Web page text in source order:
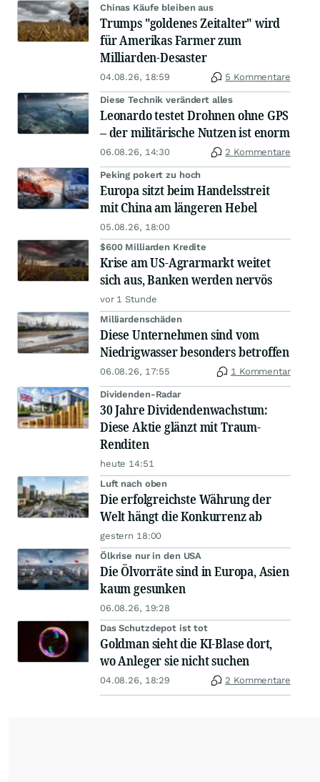
Chinas Käufe bleiben aus
Trumps "goldenes Zeitalter" wird
für Amerikas Farmer zum
Milliarden-Desaster
04.08.26, 18:59 5 Kommentare
Diese Technik verändert alles
Leonardo testet Drohnen ohne GPS
– der militärische Nutzen ist enorm
06.08.26, 14:30 2 Kommentare
Peking pokert zu hoch
Europa sitzt beim Handelsstreit
mit China am längeren Hebel
05.08.26, 18:00
$600 Milliarden Kredite
Krise am US-Agrarmarkt weitet
sich aus, Banken werden nervös
vor 1 Stunde
Milliardenschäden
Diese Unternehmen sind vom
Niedrigwasser besonders betroffen
06.08.26, 17:55 1 Kommentar
Dividenden-Radar
30 Jahre Dividendenwachstum:
Diese Aktie glänzt mit Traum-
Renditen
heute 14:51
Luft nach oben
Die erfolgreichste Währung der
Welt hängt die Konkurrenz ab
gestern 18:00
Ölkrise nur in den USA
Die Ölvorräte sind in Europa, Asien
kaum gesunken
06.08.26, 19:28
Das Schutzdepot ist tot
Goldman sieht die KI-Blase dort,
wo Anleger sie nicht suchen
04.08.26, 18:29 2 Kommentare